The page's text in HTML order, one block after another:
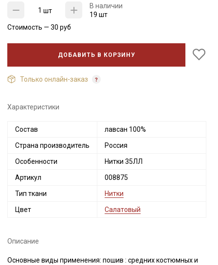
шт
В наличии
19 шт
Стоимость — 30 руб
ДОБАВИТЬ В КОРЗИНУ
Только онлайн-заказ
Характеристики
Состав лавсан 100%
Страна производитель Россия
Особенности Нитки 35ЛЛ
Артикул 008875
Тип ткани Нитки
Цвет Салатовый
Описание
Основные виды применения: пошив : средних костюмных и
Мы публикуем здесь дополнительные
категории тканей